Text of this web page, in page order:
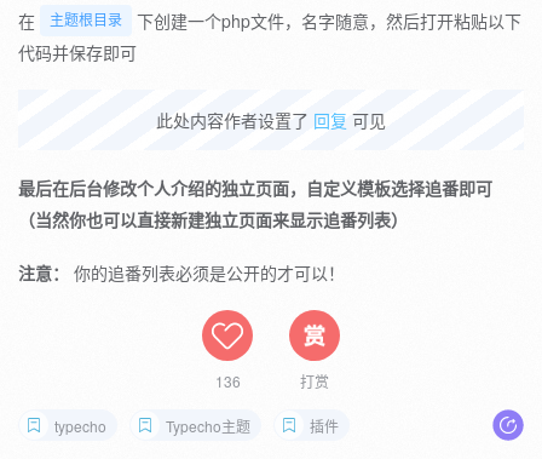
在 主题根目录
下创建一个php文件，名字随意，然后打开粘贴以下
代码并保存即可
此处内容作者设置了 回复 可见
最后在后台修改个人介绍的独立页面，自定义模板选择追番即可
（当然你也可以直接新建独立页面来显示追番列表）
注意： 你的追番列表必须是公开的才可以！
136 打赏
typecho Typecho主题 插件